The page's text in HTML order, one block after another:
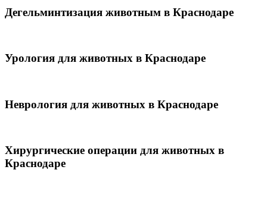
Дегельминтизация животным в Краснодаре
Урология для животных в Краснодаре
Неврология для животных в Краснодаре
Хирургические операции для животных в
Краснодаре